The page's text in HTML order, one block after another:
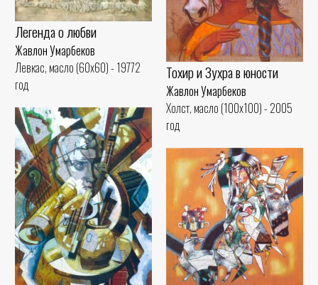
Легенда о любви
Жавлон Умарбеков
Левкас, масло (60x60) - 19772
год
Тохир и Зухра в юности
Жавлон Умарбеков
Холст, масло (100x100) - 2005
год